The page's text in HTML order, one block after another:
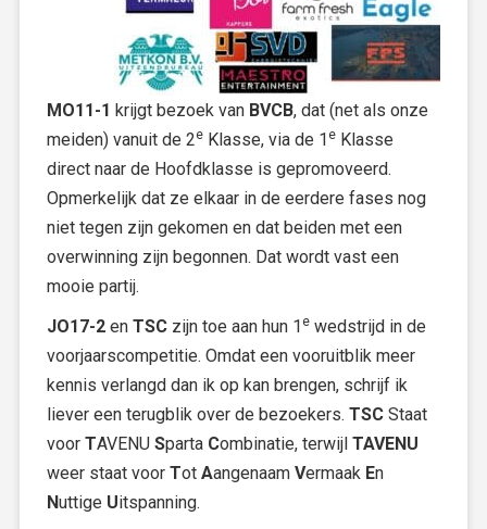
MO11-1 krijgt bezoek van BVCB, dat (net als onze
meiden) vanuit de 2e Klasse, via de 1 e Klasse
direct naar de Hoofdklasse is gepromoveerd.
Opmerkelijk dat ze elkaar in de eerdere fases nog
niet tegen zijn gekomen en dat beiden met een
overwinning zijn begonnen. Dat wordt vast een
mooie partij.
JO17-2 en TSC zijn toe aan hun 1 e wedstrijd in de
voorjaarscompetitie. Omdat een vooruitblik meer
kennis verlangd dan ik op kan brengen, schrijf ik
liever een terugblik over de bezoekers. TSC Staat
voor TAVENU Sparta Combinatie, terwijl TAVENU
weer staat voor Tot Aangenaam Vermaak En
Nuttige Uitspanning.